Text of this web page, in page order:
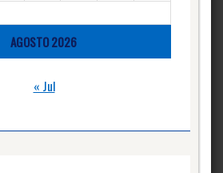
AGOSTO 2026
« Jul